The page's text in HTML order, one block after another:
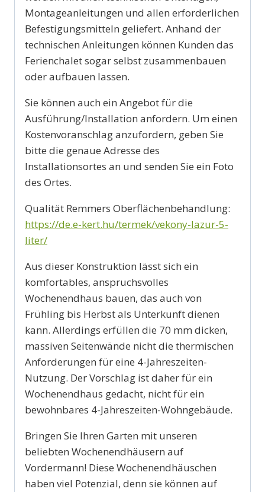
Montageanleitungen und allen erforderlichen
Befestigungsmitteln geliefert. Anhand der
technischen Anleitungen können Kunden das
Ferienchalet sogar selbst zusammenbauen
oder aufbauen lassen.
Sie können auch ein Angebot für die
Ausführung/Installation anfordern. Um einen
Kostenvoranschlag anzufordern, geben Sie
bitte die genaue Adresse des
Installationsortes an und senden Sie ein Foto
des Ortes.
Qualität Remmers Oberflächenbehandlung:
https://de.e-kert.hu/termek/vekony-lazur-5-
liter/
Aus dieser Konstruktion lässt sich ein
komfortables, anspruchsvolles
Wochenendhaus bauen, das auch von
Frühling bis Herbst als Unterkunft dienen
kann. Allerdings erfüllen die 70 mm dicken,
massiven Seitenwände nicht die thermischen
Anforderungen für eine 4-Jahreszeiten-
Nutzung. Der Vorschlag ist daher für ein
Wochenendhaus gedacht, nicht für ein
bewohnbares 4-Jahreszeiten-Wohngebäude.
Bringen Sie Ihren Garten mit unseren
beliebten Wochenendhäusern auf
Vordermann! Diese Wochenendhäuschen
haben viel Potenzial, denn sie können auf